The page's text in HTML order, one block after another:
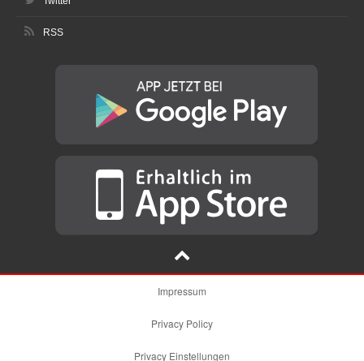
RSS
Impressum
Privacy Policy
Privacy Einstellungen